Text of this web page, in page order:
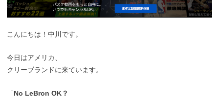
こんにちは！中川です。
今日はアメリカ、
クリーブランドに来ています。
「No LeBron OK？